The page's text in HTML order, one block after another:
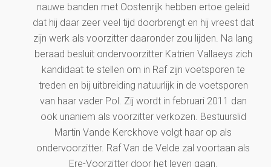
nauwe banden met Oostenrijk hebben ertoe geleid
dat hij daar zeer veel tijd doorbrengt en hij vreest dat
zijn werk als voorzitter daaronder zou lijden. Na lang
beraad besluit ondervoorzitter Katrien Vallaeys zich
kandidaat te stellen om in Raf zijn voetsporen te
treden en bij uitbreiding natuurlijk in de voetsporen
van haar vader Pol. Zij wordt in februari 2011 dan
ook unaniem als voorzitter verkozen. Bestuurslid
Martin Vande Kerckhove volgt haar op als
ondervoorzitter. Raf Van de Velde zal voortaan als
Ere-Voorzitter door het leven gaan.